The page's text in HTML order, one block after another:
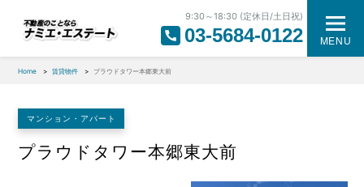
MENU
9:30～18:30 (定休日/土日祝)
03-5684-0122
Home 賃貸物件 プラウドタワー本郷東大前
マンション・アパート
プラウドタワー本郷東大前